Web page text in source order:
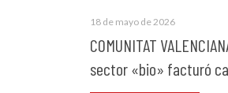
18 de mayo de 2026
COMUNITAT
sector «bio» facturó